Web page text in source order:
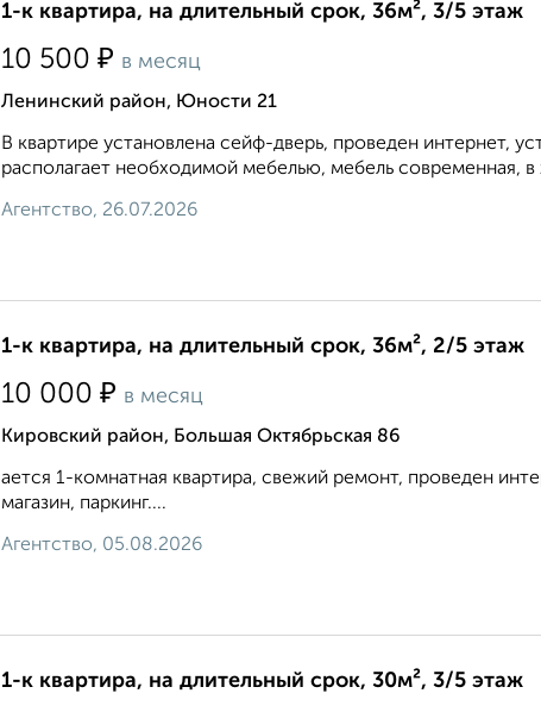
1-к квартира, на длительный срок, 36м², 3/5 этаж
10 500 ₽ в месяц
Ленинский район, Юности 21
В квартире установлена сейф-дверь, проведен интернет,
располагает необходимой мебелью, мебель современная,
Агентство, 26.07.2026
1-к квартира, на длительный срок, 36м², 2/5 этаж
10 000 ₽ в месяц
Кировский район, Большая Октябрьская 86
ается 1-комнатная квартира, свежий ремонт, проведен
магазин, паркинг....
Агентство, 05.08.2026
1-к квартира, на длительный срок, 30м², 3/5 этаж